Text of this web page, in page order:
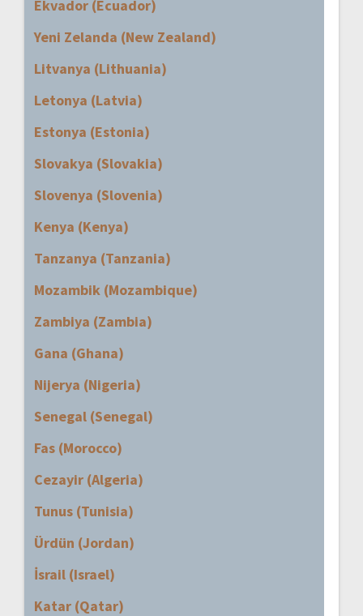
Ekvador (Ecuador)
Yeni Zelanda (New Zealand)
Litvanya (Lithuania)
Letonya (Latvia)
Estonya (Estonia)
Slovakya (Slovakia)
Slovenya (Slovenia)
Kenya (Kenya)
Tanzanya (Tanzania)
Mozambik (Mozambique)
Zambiya (Zambia)
Gana (Ghana)
Nijerya (Nigeria)
Senegal (Senegal)
Fas (Morocco)
Cezayir (Algeria)
Tunus (Tunisia)
Ürdün (Jordan)
İsrail (Israel)
Katar (Qatar)